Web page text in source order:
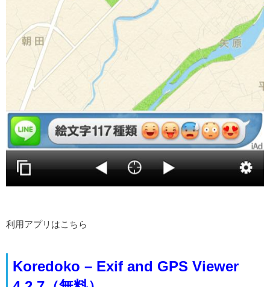
利用アプリはこちら
Koredoko – Exif and GPS Viewer